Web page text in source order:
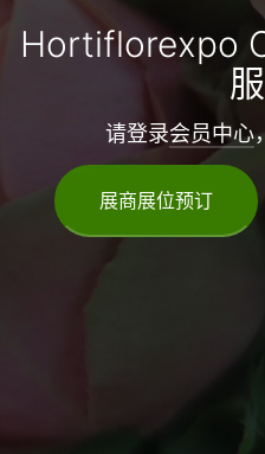
Hortiflorexpo
请登录会员中心
展商展位预订